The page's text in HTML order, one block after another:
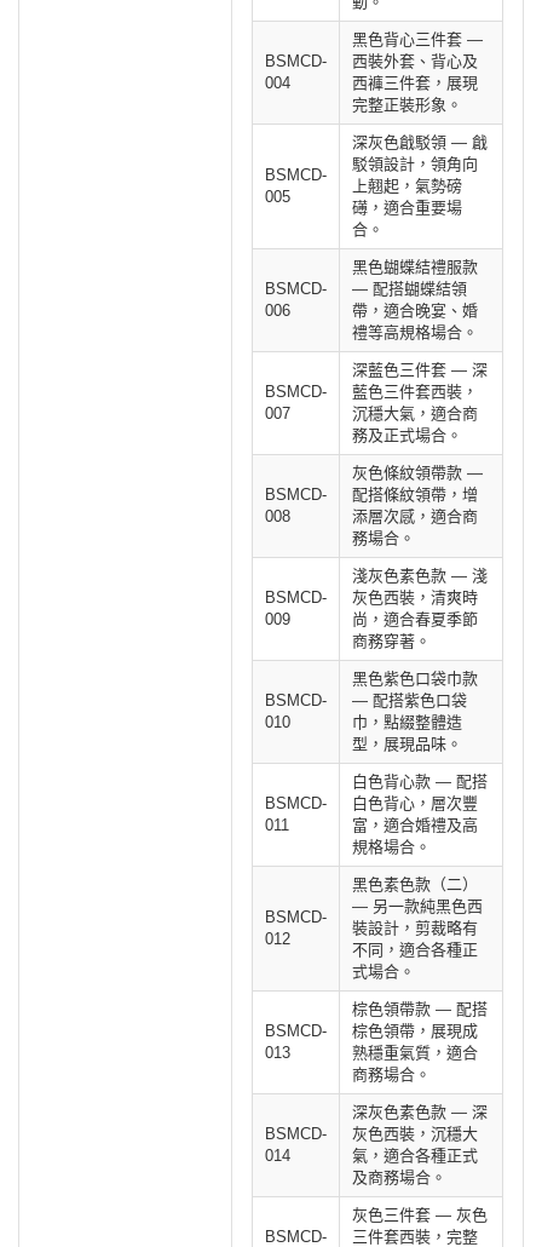
BSMCD-
004
黑色背心三件套 —
西裝外套、背心及
西褲三件套，展現
完整正裝形象。
BSMCD-
005
深灰色戧駁領 — 戧
駁領設計，領角向
上翹起，氣勢磅
礡，適合重要場
合。
BSMCD-
006
黑色蝴蝶結禮服款
— 配搭蝴蝶結領
帶，適合晚宴、婚
禮等高規格場合。
BSMCD-
007
深藍色三件套 — 深
藍色三件套西裝，
沉穩大氣，適合商
務及正式場合。
BSMCD-
008
灰色條紋領帶款 —
配搭條紋領帶，增
添層次感，適合商
務場合。
BSMCD-
009
淺灰色素色款 — 淺
灰色西裝，清爽時
尚，適合春夏季節
商務穿著。
BSMCD-
010
黑色紫色口袋巾款
— 配搭紫色口袋
巾，點綴整體造
型，展現品味。
BSMCD-
011
白色背心款 — 配搭
白色背心，層次豐
富，適合婚禮及高
規格場合。
BSMCD-
012
黑色素色款（二）
— 另一款純黑色西
裝設計，剪裁略有
不同，適合各種正
式場合。
BSMCD-
013
棕色領帶款 — 配搭
棕色領帶，展現成
熟穩重氣質，適合
商務場合。
BSMCD-
014
深灰色素色款 — 深
灰色西裝，沉穩大
氣，適合各種正式
及商務場合。
BSMCD-
灰色三件套 — 灰色
三件套西裝，完整